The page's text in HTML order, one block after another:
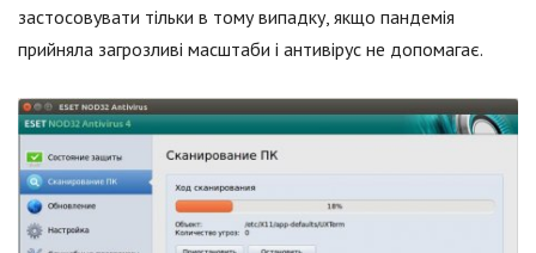
застосовувати тільки в тому випадку, якщо пандемія
прийняла загрозливі масштаби і антивірус не допомагає.